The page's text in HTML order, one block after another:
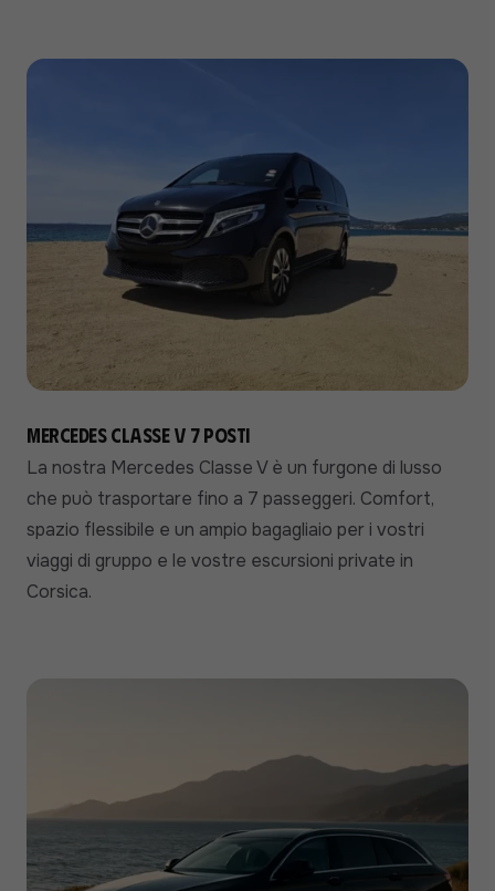
Mercedes Classe V 7 posti
La nostra Mercedes Classe V è un furgone di lusso
che può trasportare fino a 7 passeggeri. Comfort,
spazio flessibile e un ampio bagagliaio per i vostri
viaggi di gruppo e le vostre escursioni private in
Corsica.